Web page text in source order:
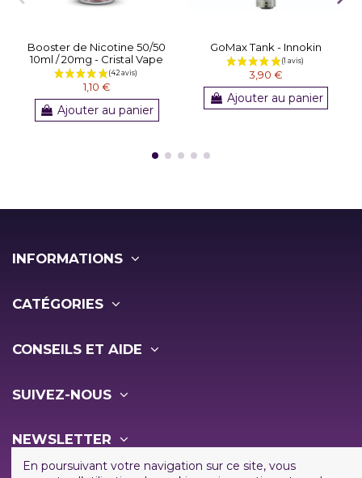
Booster de Nicotine 50/50
10ml / 20mg - Cristal Vape
1,10 €
Ajouter au panier
GoMax Tank - Innokin
3,90 €
Ajouter au panier
INFORMATIONS
CATÉGORIES
CONSEILS ET AIDE
SUIVEZ-NOUS
NEWSLETTER
En poursuivant votre navigation sur ce site, vous